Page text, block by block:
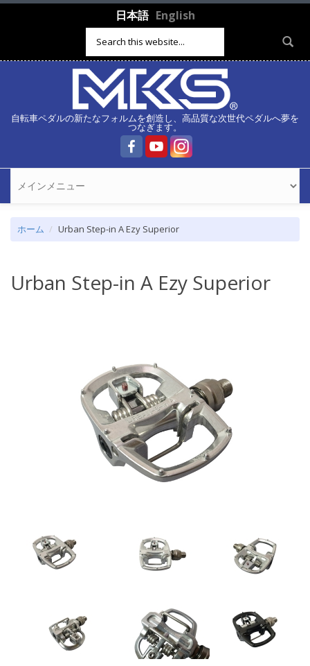
メインコンテンツに移動日本語 English
検索フォーム
自転車ペダルの新たなフォルムを創造し、高品質な次世代ペダルへ夢を
つなぎます。
ホーム Urban Step-in A Ezy Superior
Urban Step-in A Ezy Superior